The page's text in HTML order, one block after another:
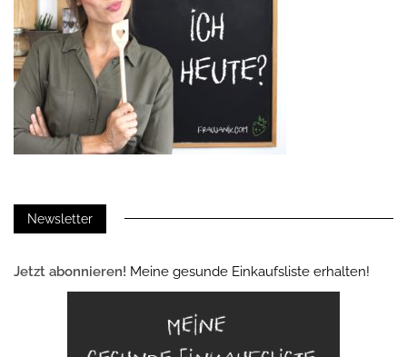
Newsletter
Jetzt abonnieren! Meine gesunde Einkaufsliste erhalten!